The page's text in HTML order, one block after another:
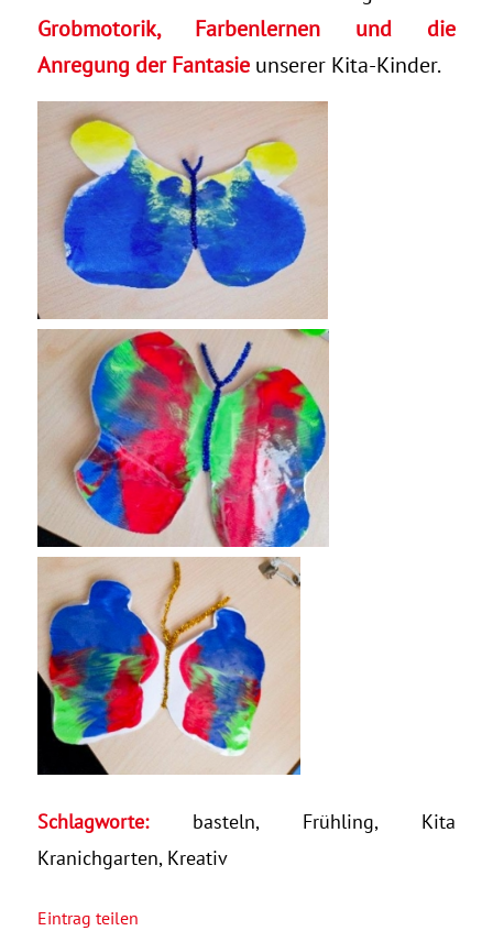
Grobmotorik, Farbenlernen und die
Anregung der Fantasieunserer Kita-Kinder.
Schlagworte: basteln, Frühling, Kita
Kranichgarten, Kreativ
Eintrag teilen